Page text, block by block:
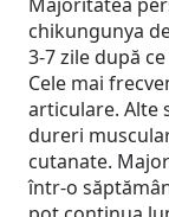
chikungunya
3-7 zile după
Cele mai
articulare. Alte
dureri
cutanate.
într-o